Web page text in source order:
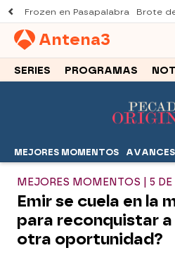
Frozen en Pasapalabra Brote
Antena3
SERIES PROGRAMAS
MEJORES MOMENTOS AVANCES
MEJORES MOMENTOS | 5
Emir se cuela en la
para reconquistar
otra oportunidad?